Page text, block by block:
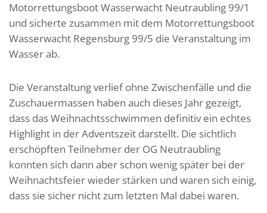
Motorrettungsboot Wasserwacht Neutraubling 99/1
und sicherte zusammen mit dem Motorrettungsboot
Wasserwacht Regensburg 99/5 die Veranstaltung im
Wasser ab.
Die Veranstaltung verlief ohne Zwischenfälle und die
Zuschauermassen haben auch dieses Jahr gezeigt,
dass das Weihnachtsschwimmen definitiv ein echtes
Highlight in der Adventszeit darstellt. Die sichtlich
erschöpften Teilnehmer der OG Neutraubling
konnten sich dann aber schon wenig später bei der
Weihnachtsfeier wieder stärken und waren sich einig,
dass sie sicher nicht zum letzten Mal dabei waren.